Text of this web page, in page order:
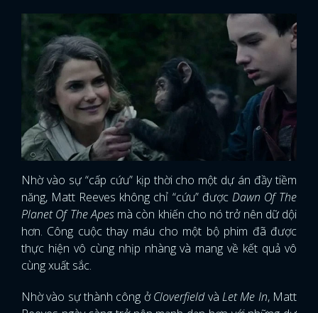
Nhờ vào sự “cấp cứu” kịp thời cho một dự án đầy tiềm
năng, Matt Reeves không chỉ “cứu” được Dawn Of The
Planet Of The Apesmà còn khiến cho nó trở nên dữ dội
hơn. Công cuộc thay máu cho một bộ phim đã được
thực hiện vô cùng nhịp nhàng và mang về kết quả vô
cùng xuất sắc.
Nhờ vào sự thành công ởCloverfieldvà Let Me In, Matt